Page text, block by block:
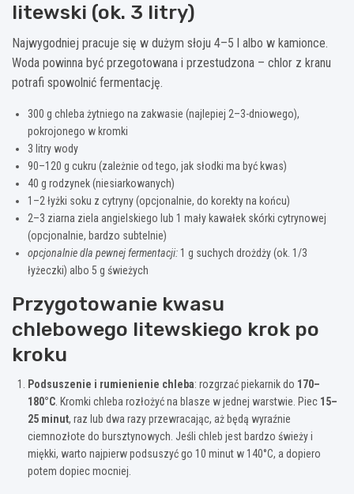
litewski (ok. 3 litry)
Najwygodniej pracuje się w dużym słoju 4–5 l albo w kamionce.
Woda powinna być przegotowana i przestudzona – chlor z kranu
potrafi spowolnić fermentację.
300 g chleba żytniego na zakwasie (najlepiej 2–3-dniowego),
pokrojonego w kromki
3 litry wody
90–120 g cukru (zależnie od tego, jak słodki ma być kwas)
40 g rodzynek (niesiarkowanych)
1–2 łyżki soku z cytryny (opcjonalnie, do korekty na końcu)
2–3 ziarna ziela angielskiego lub 1 mały kawałek skórki cytrynowej
(opcjonalnie, bardzo subtelnie)
opcjonalnie dla pewnej fermentacji: 1 g suchych drożdży (ok. 1/3
łyżeczki) albo 5 g świeżych
Przygotowanie kwasu
chlebowego litewskiego krok po
kroku
Podsuszenie i rumienienie chleba: rozgrzać piekarnik do 170–
180°C. Kromki chleba rozłożyć na blasze w jednej warstwie. Piec 15–
25 minut, raz lub dwa razy przewracając, aż będą wyraźnie
ciemnozłote do bursztynowych. Jeśli chleb jest bardzo świeży i
miękki, warto najpierw podsuszyć go 10 minut w 140°C, a dopiero
potem dopiec mocniej.